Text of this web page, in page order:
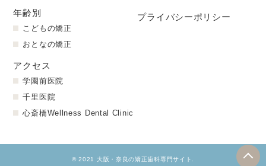
年齢別
こどもの矯正
おとなの矯正
アクセス
学園前医院
千里医院
心斎橋Wellness Dental Clinic
プライバシーポリシー
© 2021 大阪・奈良の矯正歯科専門サイト.